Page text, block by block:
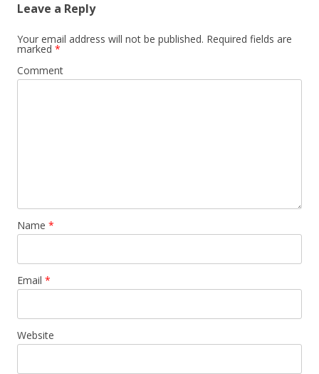
Leave a Reply
Your email address will not be published. Required fields are
marked *
Comment
Name *
Email *
Website